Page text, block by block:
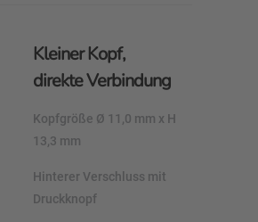
Kleiner Kopf,
direkte Verbindung
Kopfgröße Ø 11,0 mm x H
13,3 mm
Hinterer Verschluss mit
Druckknopf